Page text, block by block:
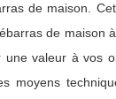
de maison.
de maison
une valeur à vos
moyens